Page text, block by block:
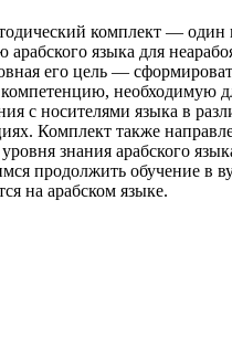
комплект — один
арабского языка для
его цель —
необходимую
с носителями языка в
Комплект также
знания арабского
продолжить обучение в
на арабском языке.